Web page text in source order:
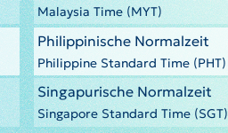
Malaysia Time (MYT)
Philippinische Normalzeit
Philippine Standard Time (PHT)
Singapurische Normalzeit
Singapore Standard Time (SGT)